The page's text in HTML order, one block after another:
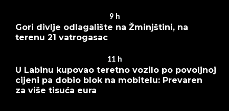
9 h
Gori divlje odlagalište na Žminjštini, na
terenu 21 vatrogasac
11 h
U Labinu kupovao teretno vozilo po povoljnoj
cijeni pa dobio blok na mobitelu: Prevaren
za više tisuća eura